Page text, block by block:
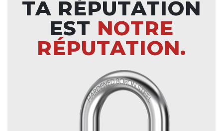
TA RÉPUTATION
EST NOTRE
RÉPUTATION.